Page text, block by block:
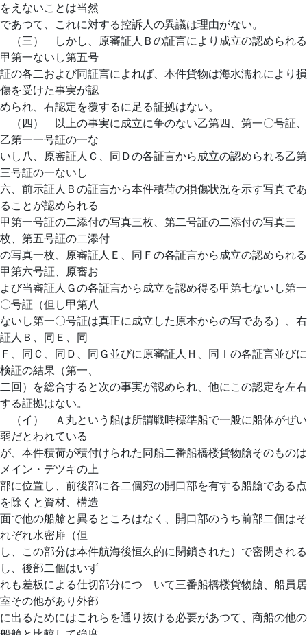
をえないことは当然
であつて、これに対する控訴人の異議は理由がない。
（三） しかし、原審証人Ｂの証言により成立の認められる
甲第一ないし第五号
証の各二および同証言によれば、本件貨物は海水濡れにより損
傷を受けた事実が認
められ、右認定を覆するに足る証拠はない。
（四） 以上の事実に成立に争のない乙第四、第一〇号証、
乙第一一号証の一な
いし八、原審証人Ｃ、同Ｄの各証言から成立の認められる乙第
三号証の一ないし
六、前示証人Ｂの証言から本件積荷の損傷状況を示す写真であ
ることが認められる
甲第一号証の二添付の写真三枚、第二号証の二添付の写真三
枚、第五号証の二添付
の写真一枚、原審証人Ｅ、同Ｆの各証言から成立の認められる
甲第六号証、原審お
よび当審証人Ｇの各証言から成立を認め得る甲第七ないし第一
〇号証（但し甲第八
ないし第一〇号証は真正に成立した原本からの写である）、右
証人Ｂ、同Ｅ、同
Ｆ、同Ｃ、同Ｄ、同Ｇ並びに原審証人Ｈ、同Ｉの各証言並びに
検証の結果（第一、
二回）を総合すると次の事実が認められ、他にこの認定を左右
する証拠はない。
（イ） Ａ丸という船は所謂戦時標準船で一般に船体がぜい
弱だとわれている
が、本件積荷が積付けられた同船二番船橋楼貨物艙そのものは
メイン・デツキの上
部に位置し、前後部に各二個宛の開口部を有する船艙である点
を除くと資材、構造
面で他の船艙と異るところはなく、開口部のうち前部二個はそ
れぞれ水密扉（但
し、この部分は本件航海後恒久的に閉鎖された）で密閉される
し、後部二個はいず
れも差板による仕切部分につゞいて三番船橋楼貨物艙、船員居
室その他があり外部
に出るためにはこれらを通り抜ける必要があつて、商船の他の